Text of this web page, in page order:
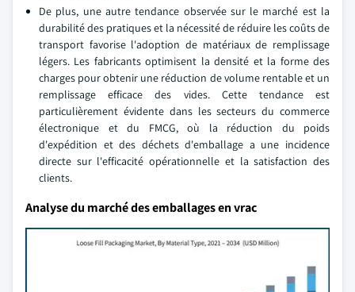
De plus, une autre tendance observée sur le marché est la
durabilité des pratiques et la nécessité de réduire les coûts de
transport favorise l'adoption de matériaux de remplissage
légers. Les fabricants optimisent la densité et la forme des
charges pour obtenir une réduction de volume rentable et un
remplissage efficace des vides. Cette tendance est
particulièrement évidente dans les secteurs du commerce
électronique et du FMCG, où la réduction du poids
d'expédition et des déchets d'emballage a une incidence
directe sur l'efficacité opérationnelle et la satisfaction des
clients.
Analyse du marché des emballages en vrac